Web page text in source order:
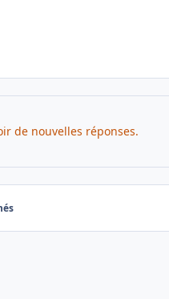
de nouvelles réponses.